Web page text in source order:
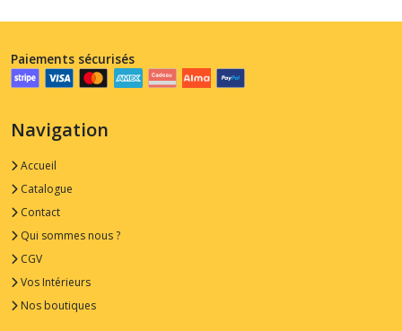
Paiements sécurisés
Navigation
Accueil
Catalogue
Contact
Qui sommes nous ?
CGV
Vos Intérieurs
Nos boutiques